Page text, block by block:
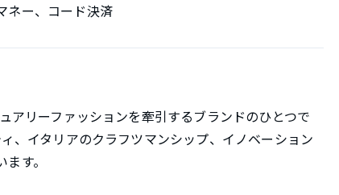
ネー、コード決済
アリーファッションを牽引するブランドのひとつで
、イタリアのクラフツマンシップ、イノベーション
す。